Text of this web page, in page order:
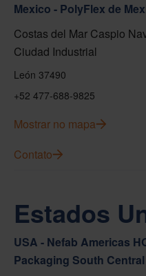
Mexico - PolyFlex de
Costas del Mar Caspio
Ciudad Industrial
León 37490
+52 477-688-9825
Mostrar no mapa
Contato
Estados
USA - Nefab Americas
Packaging South